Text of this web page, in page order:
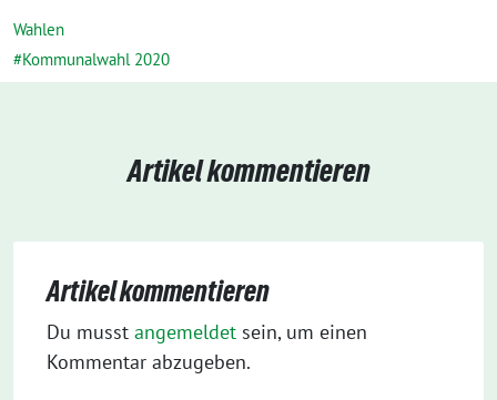
Wahlen
Kommunalwahl 2020
Artikel kommentieren
Artikel kommentieren
Du musst angemeldet sein, um einen
Kommentar abzugeben.